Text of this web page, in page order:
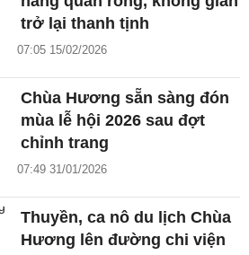
trở lại thanh tịnh
07:05 15/02/2026
Chùa Hương sẵn sàng đón
mùa lễ hội 2026 sau đợt
chỉnh trang
07:49 31/01/2026
Thuyền, ca nô du lịch Chùa
Hương lên đường chi viện